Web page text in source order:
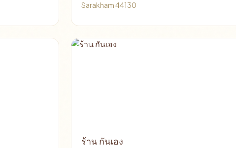
Sarakham 44130
ร้าน กันเอง